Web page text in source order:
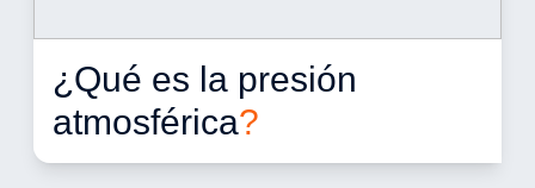
¿Qué es la presión
atmosférica?